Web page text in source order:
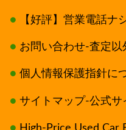
【好評】営業電話ナ
お問い合わせ-査定以
個人情報保護指針に
サイトマップ-公式サ